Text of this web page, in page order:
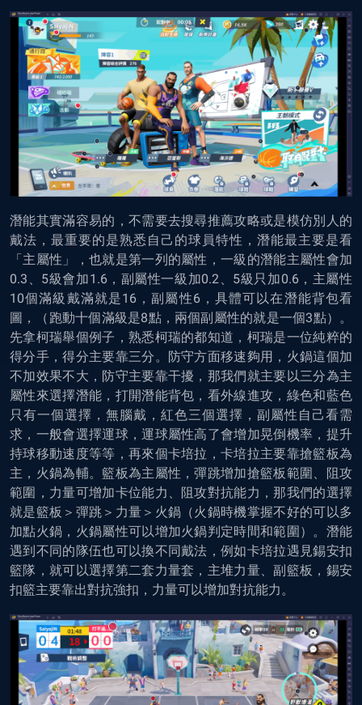
潛能其實滿容易的，不需要去搜尋推薦攻略或是模仿別人的
戴法，最重要的是熟悉自己的球員特性，潛能最主要是看
「主屬性」，也就是第一列的屬性，一級的潛能主屬性會加
0.3、5級會加1.6，副屬性一級加0.2、5級只加0.6，主屬性
10個滿級戴滿就是16，副屬性6，具體可以在潛能背包看
圖，（跑動十個滿級是8點，兩個副屬性的就是一個3點）。
先拿柯瑞舉個例子，熟悉柯瑞的都知道，柯瑞是一位純粹的
得分手，得分主要靠三分。防守方面移速夠用，火鍋這個加
不加效果不大，防守主要靠干擾，那我們就主要以三分為主
屬性來選擇潛能，打開潛能背包，看外線進攻，綠色和藍色
只有一個選擇，無腦戴，紅色三個選擇，副屬性自己看需
求，一般會選擇運球，運球屬性高了會增加晃倒機率，提升
持球移動速度等等，再來個卡培拉，卡培拉主要靠搶籃板為
主，火鍋為輔。籃板為主屬性，彈跳增加搶籃板範圍、阻攻
範圍，力量可增加卡位能力、阻攻對抗能力，那我們的選擇
就是籃板＞彈跳＞力量＞火鍋（火鍋時機掌握不好的可以多
加點火鍋，火鍋屬性可以增加火鍋判定時間和範圍）。潛能
遇到不同的隊伍也可以換不同戴法，例如卡培拉遇見錫安扣
籃隊，就可以選擇第二套力量套，主堆力量、副籃板，錫安
扣籃主要靠出對抗強扣，力量可以增加對抗能力。